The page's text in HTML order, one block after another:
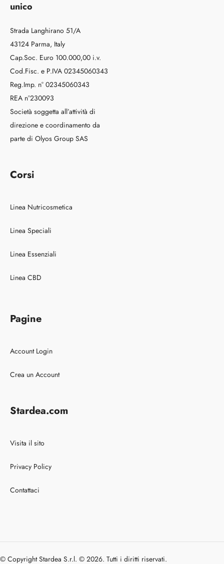
unico
Strada Langhirano 51/A
43124 Parma, Italy
Cap.Soc. Euro 100.000,00 i.v.
Cod.Fisc. e P.IVA 02345060343
Reg.Imp. n° 02345060343
REA n°230093
Società soggetta all’attività di
direzione e coordinamento da
parte di Olyos Group SAS
Corsi
Linea Nutricosmetica
Linea Speciali
Linea Essenziali
Linea CBD
Pagine
Account Login
Crea un Account
Stardea.com
Visita il sito
Privacy Policy
Contattaci
© Copyright Stardea S.r.l. © 2026. Tutti i diritti riservati.